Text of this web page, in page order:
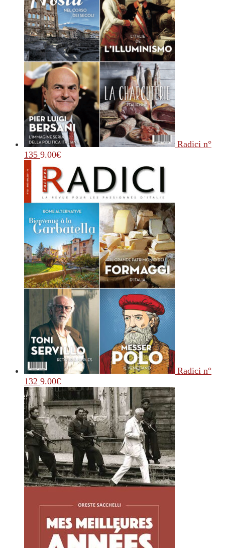
Radici n°
135 9.00€
Radici n°
132 9.00€